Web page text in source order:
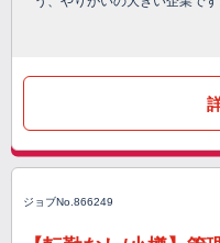
ジョブNo.866249